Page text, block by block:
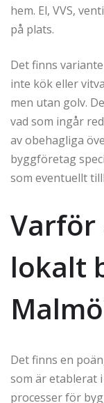
hem. El, VVS,
på plats.
Det finns
inte kök eller
men utan golv.
vad som ingår
av obehagliga
byggföretag
som eventuellt
lokalt
Det finns en
som är etablerat
processer för